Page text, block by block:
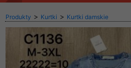
Produkty > Kurtki > Kurtki damskie